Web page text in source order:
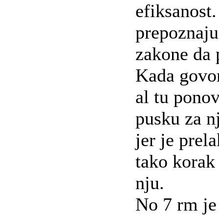
zakone
Kada
al tu
pusku za
jer je
tako korak
nju.
No 7 rm